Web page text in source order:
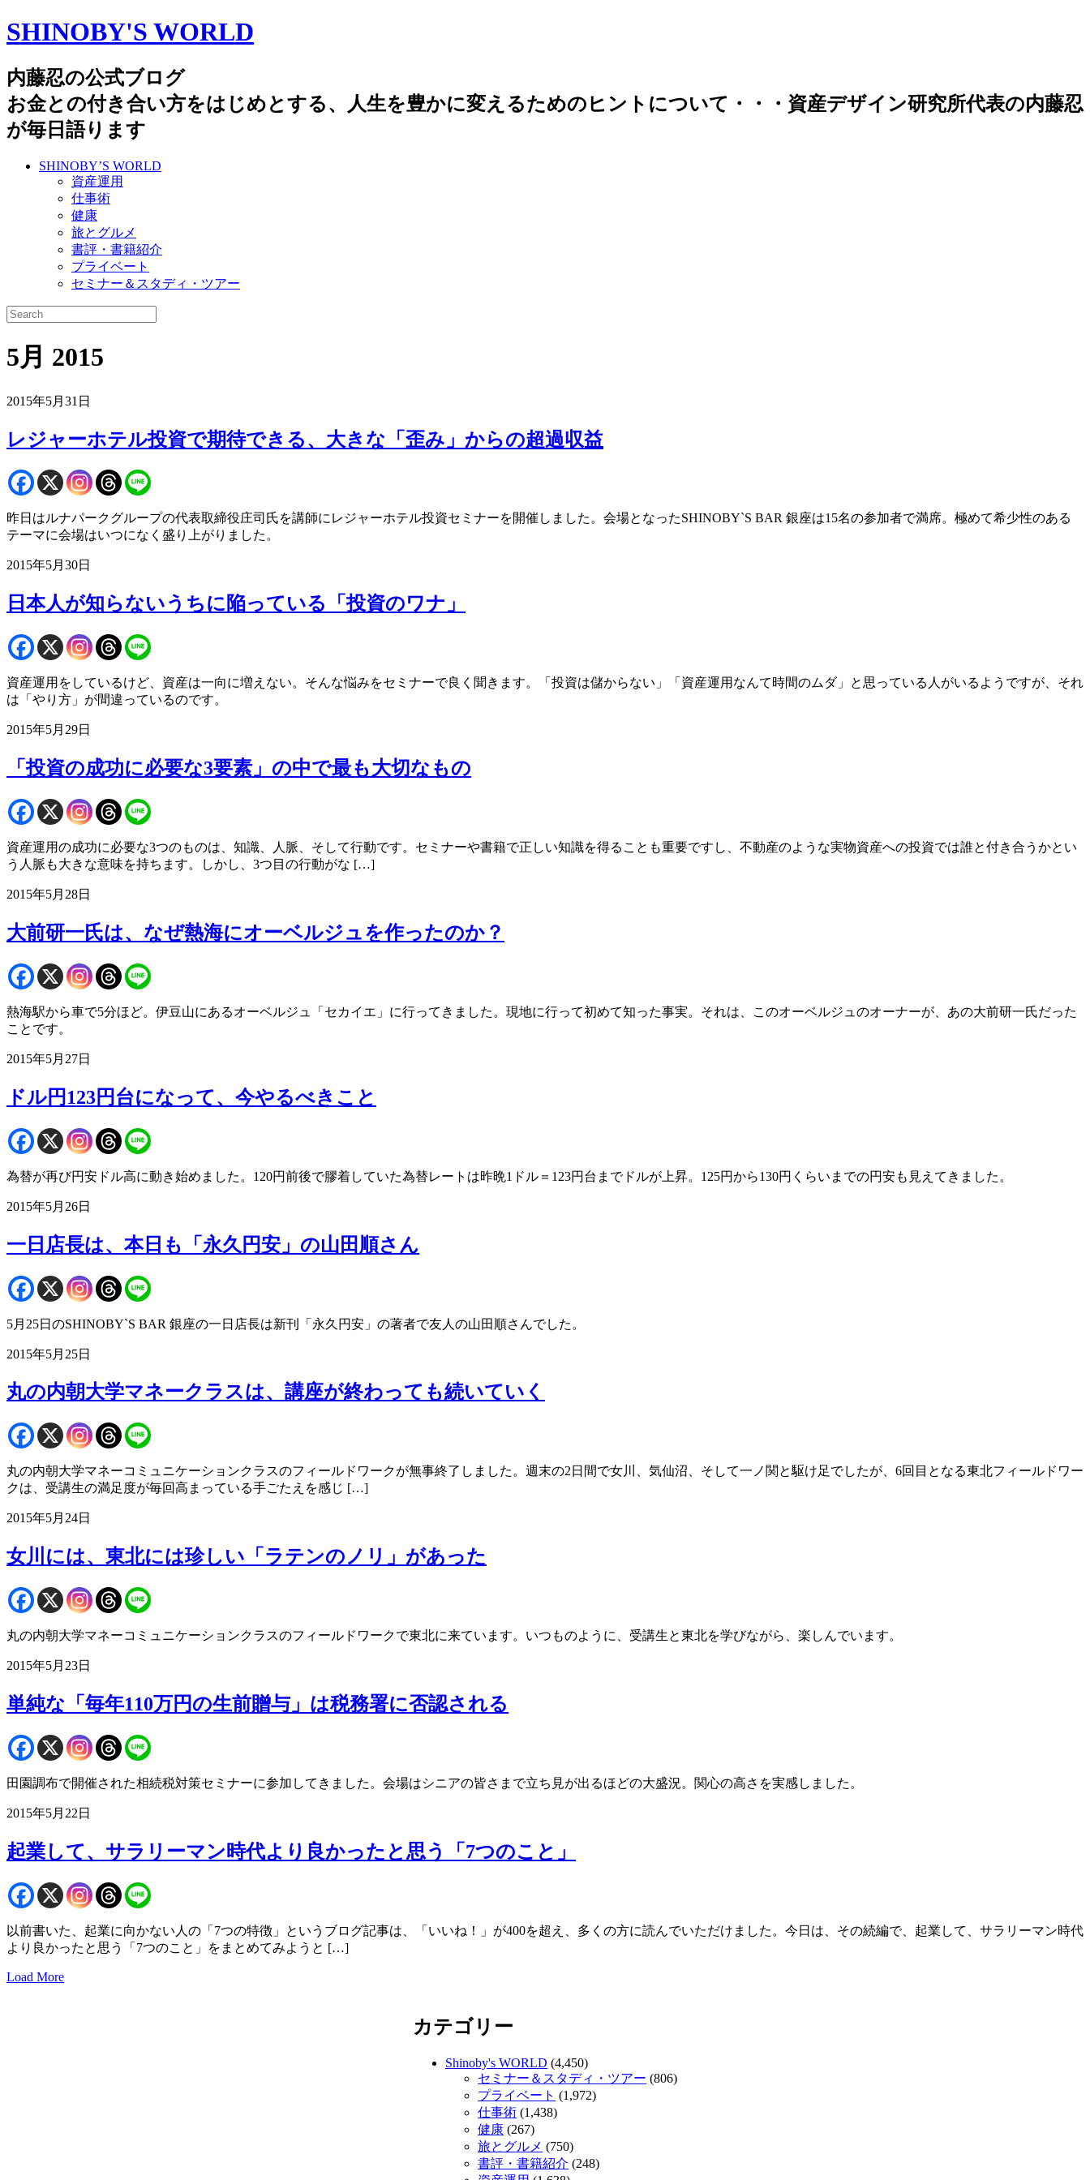
SHINOBY'S WORLD
内藤忍の公式ブログ
お金との付き合い方をはじめとする、人生を豊かに変えるためのヒントについて・・・資産デザイン研究所代表の内藤忍
が毎日語ります
SHINOBY’S WORLD
資産運用
仕事術
健康
旅とグルメ
書評・書籍紹介
プライベート
セミナー＆スタディ・ツアー
5月 2015
2015年5月31日
レジャーホテル投資で期待できる、大きな「歪み」からの超過収益
昨日はルナパークグループの代表取締役庄司氏を講師にレジャーホテル投資セミナーを開催しました。会場となったSHINOBY`S BAR 銀座は15名の参加者で満席。極めて希少性のある
テーマに会場はいつになく盛り上がりました。
2015年5月30日
日本人が知らないうちに陥っている「投資のワナ」
資産運用をしているけど、資産は一向に増えない。そんな悩みをセミナーで良く聞きます。「投資は儲からない」「資産運用なんて時間のムダ」と思っている人がいるようですが、それ
は「やり方」が間違っているのです。
2015年5月29日
「投資の成功に必要な3要素」の中で最も大切なもの
資産運用の成功に必要な3つのものは、知識、人脈、そして行動です。セミナーや書籍で正しい知識を得ることも重要ですし、不動産のような実物資産への投資では誰と付き合うかとい
う人脈も大きな意味を持ちます。しかし、3つ目の行動がな […]
2015年5月28日
大前研一氏は、なぜ熱海にオーベルジュを作ったのか？
熱海駅から車で5分ほど。伊豆山にあるオーベルジュ「セカイエ」に行ってきました。現地に行って初めて知った事実。それは、このオーベルジュのオーナーが、あの大前研一氏だった
ことです。
2015年5月27日
ドル円123円台になって、今やるべきこと
為替が再び円安ドル高に動き始めました。120円前後で膠着していた為替レートは昨晩1ドル＝123円台までドルが上昇。125円から130円くらいまでの円安も見えてきました。
2015年5月26日
一日店長は、本日も「永久円安」の山田順さん
5月25日のSHINOBY`S BAR 銀座の一日店長は新刊「永久円安」の著者で友人の山田順さんでした。
2015年5月25日
丸の内朝大学マネークラスは、講座が終わっても続いていく
丸の内朝大学マネーコミュニケーションクラスのフィールドワークが無事終了しました。週末の2日間で女川、気仙沼、そして一ノ関と駆け足でしたが、6回目となる東北フィールドワー
クは、受講生の満足度が毎回高まっている手ごたえを感じ […]
2015年5月24日
女川には、東北には珍しい「ラテンのノリ」があった
丸の内朝大学マネーコミュニケーションクラスのフィールドワークで東北に来ています。いつものように、受講生と東北を学びながら、楽しんでいます。
2015年5月23日
単純な「毎年110万円の生前贈与」は税務署に否認される
田園調布で開催された相続税対策セミナーに参加してきました。会場はシニアの皆さまで立ち見が出るほどの大盛況。関心の高さを実感しました。
2015年5月22日
起業して、サラリーマン時代より良かったと思う「7つのこと」
以前書いた、起業に向かない人の「7つの特徴」というブログ記事は、「いいね！」が400を超え、多くの方に読んでいただけました。今日は、その続編で、起業して、サラリーマン時代
より良かったと思う「7つのこと」をまとめてみようと […]
Load More
カテゴリー
Shinoby's WORLD (4,450)
セミナー＆スタディ・ツアー (806)
プライベート (1,972)
仕事術 (1,438)
健康 (267)
旅とグルメ (750)
書評・書籍紹介 (248)